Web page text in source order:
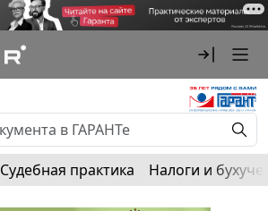
Судебная практика Налоги и